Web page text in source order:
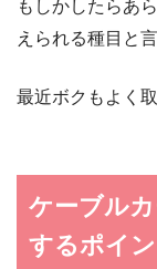
もしかしたらあ
えられる種目と
最近ボクもよく
ケーブル
するポイン